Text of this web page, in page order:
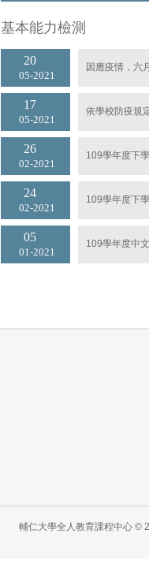
基本能力檢測
05 2021
20 因應疫情，六
05 2021
17 依學校防疫規
02 2021
26 109學年度下
02 2021
24 109學年度下
01 2021
05 109學年度中
輔仁大學全人教育課程中心 ©